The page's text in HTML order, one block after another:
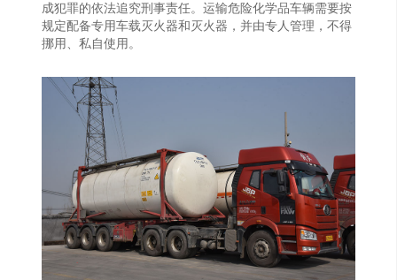
成犯罪的依法追究刑事责任。运输危险化学品车辆需要按
规定配备专用车载灭火器和灭火器，并由专人管理，不得
挪用、私自使用。